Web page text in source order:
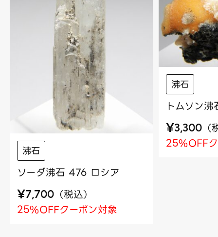
沸石
ソーダ沸石 476 ロシア
¥7,700 （税込）
25%OFFクーポン対象
沸石
トムソン
¥3,300 （
25%OFF